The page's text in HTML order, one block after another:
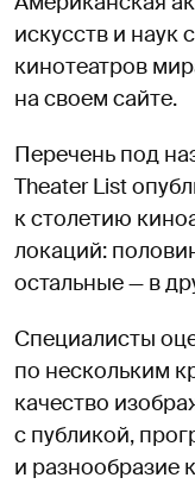
искусств и наук
кинотеатров
на своем сайте.
Перечень под
Theater List
к столетию
локаций:
остальные — в
Специалисты
по нескольким
качество
с публикой,
и разнообразие